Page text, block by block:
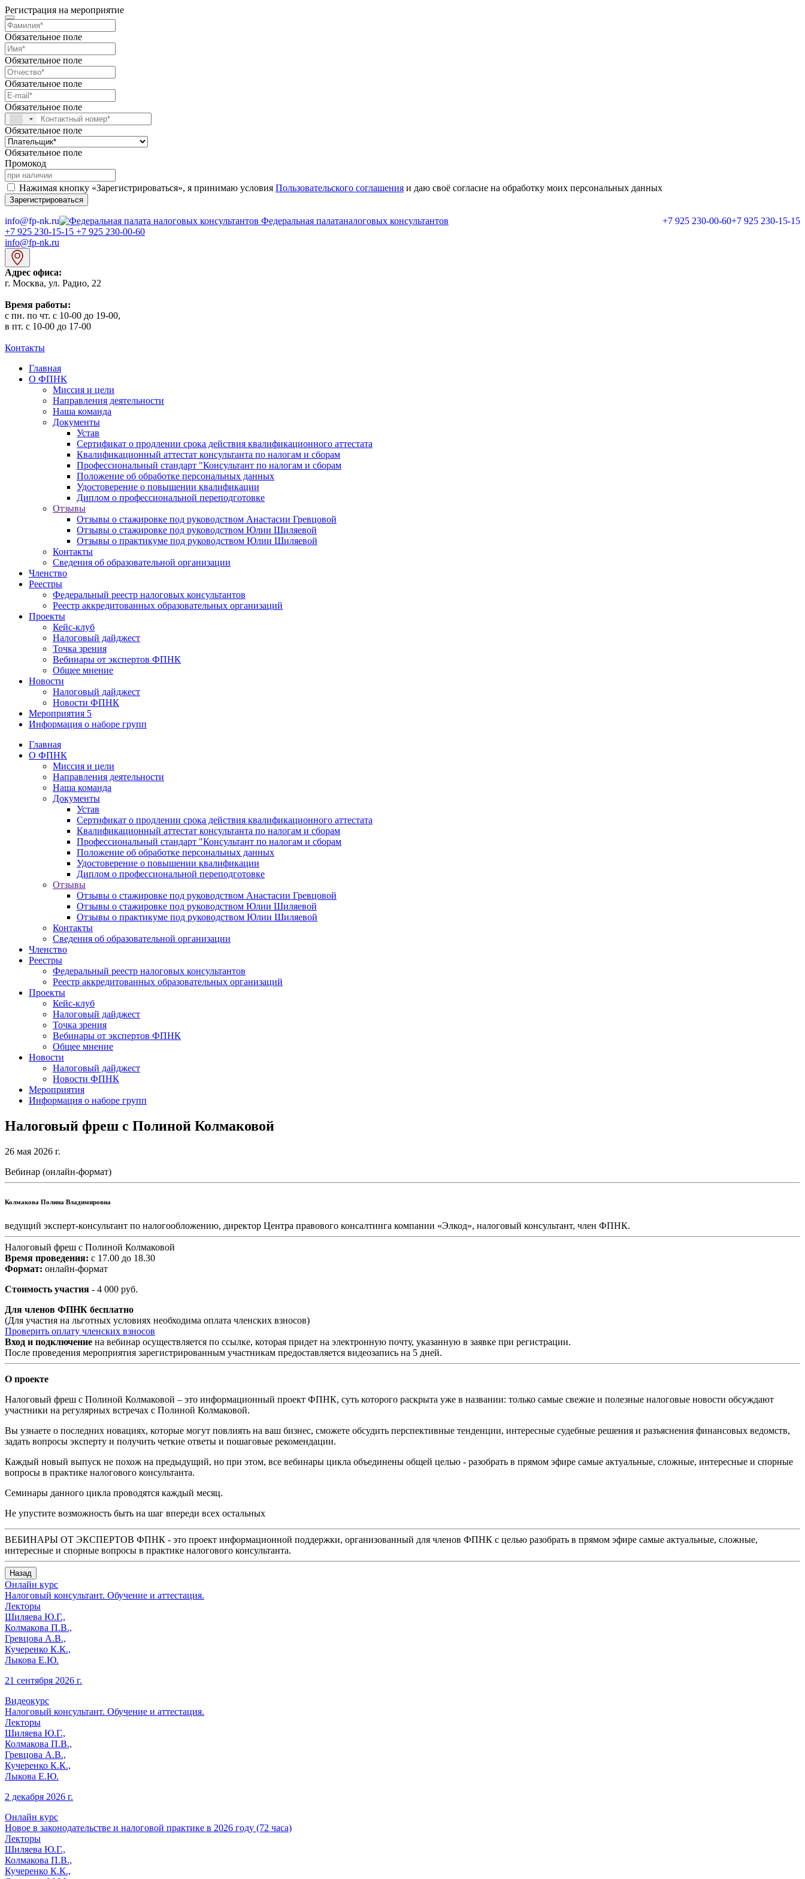
Регистрация на мероприятие
Обязательное поле
Обязательное поле
Обязательное поле
Обязательное поле
Обязательное поле
Обязательное поле
Промокод
Нажимая кнопку «Зарегистрироваться», я принимаю условия Пользовательского соглашения и даю своё согласие на обработку моих персональных данных
Зарегистрироваться
+7 925 230-15-15
+7 925 230-00-60
info@fp-nk.ru Федеральная палатаналоговых консультантов
+7 925 230-15-15 +7 925 230-00-60
info@fp-nk.ru
Адрес офиса:
г. Москва, ул. Радио, 22
Время работы:
с пн. по чт. с 10-00 до 19-00,
в пт. с 10-00 до 17-00
Контакты
Главная
О ФПНК
Миссия и цели
Направления деятельности
Наша команда
Документы
Устав
Сертификат о продлении срока действия квалификационного аттестата
Квалификационный аттестат консультанта по налогам и сборам
Профессиональный стандарт "Консультант по налогам и сборам
Положение об обработке персональных данных
Удостоверение о повышении квалификации
Диплом о профессиональной переподготовке
Отзывы
Отзывы о стажировке под руководством Анастасии Гревцовой
Отзывы о стажировке под руководством Юлии Шиляевой
Отзывы о практикуме под руководством Юлии Шиляевой
Контакты
Сведения об образовательной организации
Членство
Реестры
Федеральный реестр налоговых консультантов
Реестр аккредитованных образовательных организаций
Проекты
Кейс-клуб
Налоговый дайджест
Точка зрения
Вебинары от экспертов ФПНК
Общее мнение
Новости
Налоговый дайджест
Новости ФПНК
Мероприятия 5
Информация о наборе групп
Главная
О ФПНК
Миссия и цели
Направления деятельности
Наша команда
Документы
Устав
Сертификат о продлении срока действия квалификационного аттестата
Квалификационный аттестат консультанта по налогам и сборам
Профессиональный стандарт "Консультант по налогам и сборам
Положение об обработке персональных данных
Удостоверение о повышении квалификации
Диплом о профессиональной переподготовке
Отзывы
Отзывы о стажировке под руководством Анастасии Гревцовой
Отзывы о стажировке под руководством Юлии Шиляевой
Отзывы о практикуме под руководством Юлии Шиляевой
Контакты
Сведения об образовательной организации
Членство
Реестры
Федеральный реестр налоговых консультантов
Реестр аккредитованных образовательных организаций
Проекты
Кейс-клуб
Налоговый дайджест
Точка зрения
Вебинары от экспертов ФПНК
Общее мнение
Новости
Налоговый дайджест
Новости ФПНК
Мероприятия
Информация о наборе групп
Налоговый фреш с Полиной Колмаковой
26 мая 2026 г.
Вебинар (онлайн-формат)
Колмакова Полина Владимировна
ведущий эксперт-консультант по налогообложению, директор Центра правового консалтинга компании «Элкод», налоговый консультант, член ФПНК.
Налоговый фреш с Полиной Колмаковой
Время проведения: с 17.00 до 18.30
Формат: онлайн-формат
Стоимость участия - 4 000 руб.
Для членов ФПНК бесплатно
(Для участия на льготных условиях необходима оплата членских взносов)
Проверить оплату членских взносов
Вход и подключение на вебинар осуществляется по ссылке, которая придет на электронную почту, указанную в заявке при регистрации.
После проведения мероприятия зарегистрированным участникам предоставляется видеозапись на 5 дней.
О проекте
Налоговый фреш с Полиной Колмаковой – это информационный проект ФПНК, суть которого раскрыта уже в названии: только самые свежие и полезные налоговые новости обсуждают
участники на регулярных встречах с Полиной Колмаковой.
Вы узнаете о последних новациях, которые могут повлиять на ваш бизнес, сможете обсудить перспективные тенденции, интересные судебные решения и разъяснения финансовых ведомств,
задать вопросы эксперту и получить четкие ответы и пошаговые рекомендации.
Каждый новый выпуск не похож на предыдущий, но при этом, все вебинары цикла объединены общей целью - разобрать в прямом эфире самые актуальные, сложные, интересные и спорные
вопросы в практике налогового консультанта.
Семинары данного цикла проводятся каждый месяц.
Не упустите возможность быть на шаг впереди всех остальных
ВЕБИНАРЫ ОТ ЭКСПЕРТОВ ФПНК - это проект информационной поддержки, организованный для членов ФПНК с целью разобрать в прямом эфире самые актуальные, сложные,
интересные и спорные вопросы в практике налогового консультанта.
Назад
Онлайн курс
Налоговый консультант. Обучение и аттестация.
Лекторы
Шиляева Ю.Г.,
Колмакова П.В.,
Гревцова А.В.,
Кучеренко К.К.,
Лыкова Е.Ю.
21 сентября 2026 г.
Видеокурс
Налоговый консультант. Обучение и аттестация.
Лекторы
Шиляева Ю.Г.,
Колмакова П.В.,
Гревцова А.В.,
Кучеренко К.К.,
Лыкова Е.Ю.
2 декабря 2026 г.
Онлайн курс
Новое в законодательстве и налоговой практике в 2026 году (72 часа)
Лекторы
Шиляева Ю.Г.,
Колмакова П.В.,
Кучеренко К.К.,